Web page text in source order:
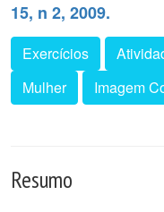
15, n 2, 2009.
Exercícios
Mulher
Imagem
Resumo